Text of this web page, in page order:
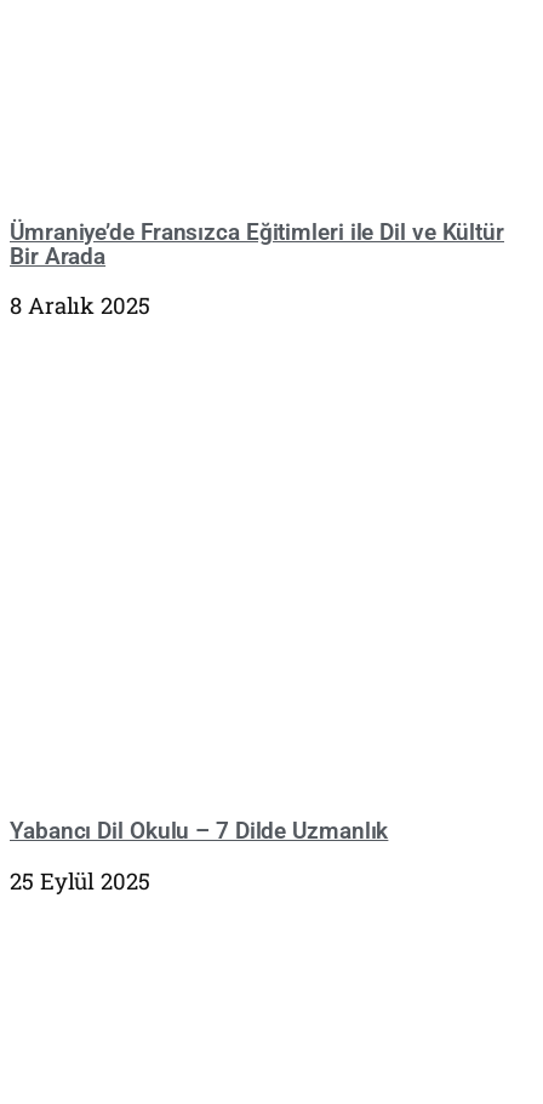
Ümraniye’de Fransızca Eğitimleri ile Dil ve Kültür
Bir Arada
8 Aralık 2025
Yabancı Dil Okulu – 7 Dilde Uzmanlık
25 Eylül 2025